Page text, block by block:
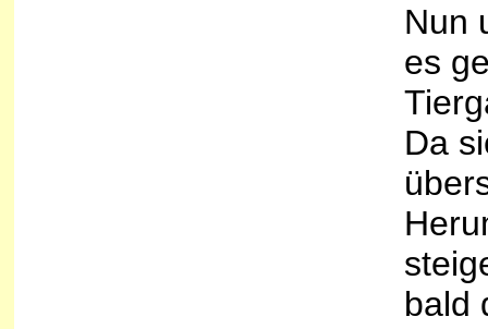
Nun
es
Da
bald